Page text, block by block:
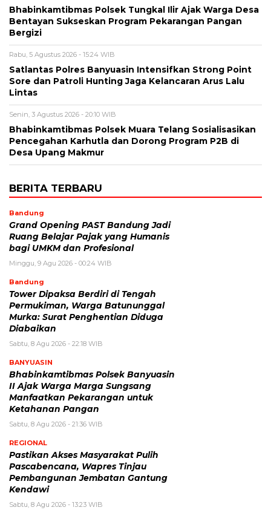
Bhabinkamtibmas Polsek Tungkal Ilir Ajak Warga Desa
Bentayan Sukseskan Program Pekarangan Pangan
Bergizi
Rabu, 5 Agustus 2026 - 15:24 WIB
Satlantas Polres Banyuasin Intensifkan Strong Point
Sore dan Patroli Hunting Jaga Kelancaran Arus Lalu
Lintas
Senin, 3 Agustus 2026 - 20:10 WIB
Bhabinkamtibmas Polsek Muara Telang Sosialisasikan
Pencegahan Karhutla dan Dorong Program P2B di
Desa Upang Makmur
BERITA TERBARU
Bandung
Grand Opening PAST Bandung Jadi
Ruang Belajar Pajak yang Humanis
bagi UMKM dan Profesional
Minggu, 9 Agu 2026 - 00:24 WIB
Bandung
Tower Dipaksa Berdiri di Tengah
Permukiman, Warga Batununggal
Murka: Surat Penghentian Diduga
Diabaikan
Sabtu, 8 Agu 2026 - 22:18 WIB
BANYUASIN
Bhabinkamtibmas Polsek Banyuasin
II Ajak Warga Marga Sungsang
Manfaatkan Pekarangan untuk
Ketahanan Pangan
Sabtu, 8 Agu 2026 - 21:36 WIB
REGIONAL
Pastikan Akses Masyarakat Pulih
Pascabencana, Wapres Tinjau
Pembangunan Jembatan Gantung
Kendawi
Sabtu, 8 Agu 2026 - 13:23 WIB